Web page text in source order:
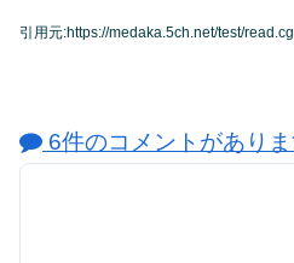
引用元:https://medaka.5ch.net/test/
6件のコメントがあり